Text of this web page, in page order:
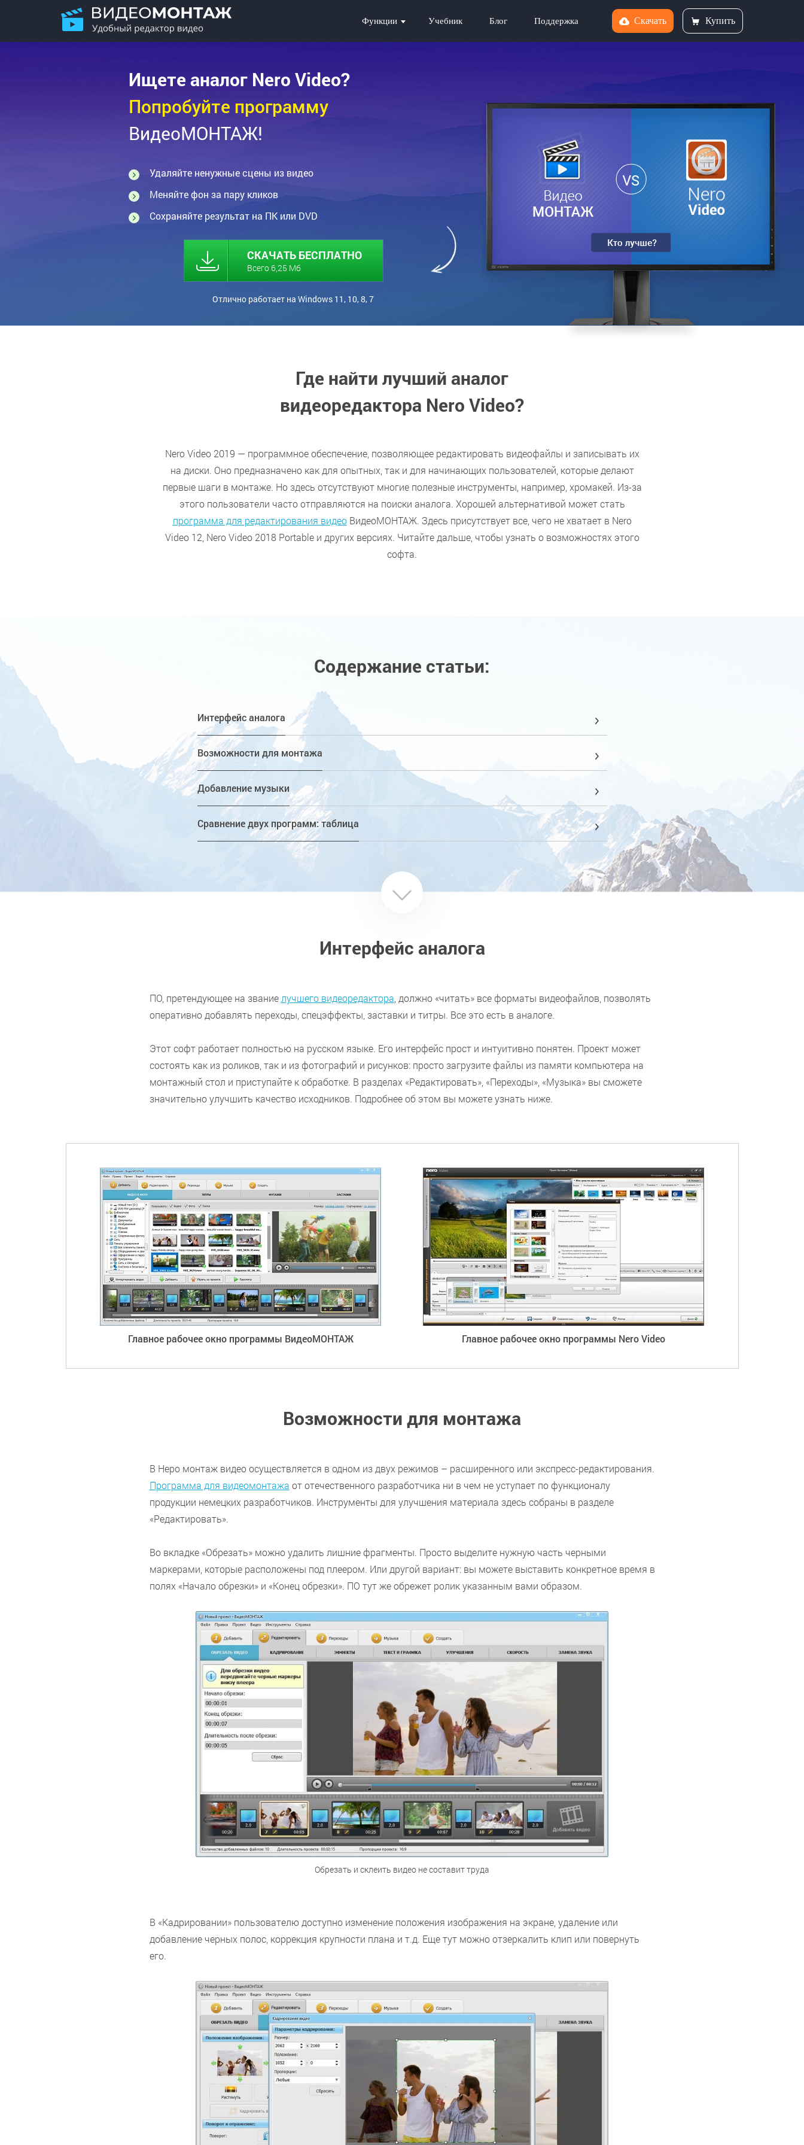
Функции Учебник Блог Поддержка Скачать Купить
Ищете аналог Nero Video?
Попробуйте программу
ВидеоМОНТАЖ!
Удаляйте ненужные сцены из видео
Меняйте фон за пару кликов
Сохраняйте результат на ПК или DVD
СКАЧАТЬ БЕСПЛАТНО
Всего 6,25 Мб
Отлично работает на Windows 11, 10, 8, 7
Где найти лучший аналог
видеоредактора Nero Video?
Nero Video 2019 — программное обеспечение, позволяющее редактировать видеофайлы и записывать их
на диски. Оно предназначено как для опытных, так и для начинающих пользователей, которые делают
первые шаги в монтаже. Но здесь отсутствуют многие полезные инструменты, например, хромакей. Из-за
этого пользователи часто отправляются на поиски аналога. Хорошей альтернативой может стать
программа для редактирования видеоВидеоМОНТАЖ. Здесь присутствует все, чего не хватает в Nero
Video 12, Nero Video 2018 Portable и других версиях. Читайте дальше, чтобы узнать о возможностях этого
софта.
Содержание статьи:
Интерфейс аналога
Возможности для монтажа
Добавление музыки
Сравнение двух программ: таблица
Интерфейс аналога
ПО, претендующее на звание лучшего видеоредактора , должно «читать» все форматы видеофайлов, позволять
оперативно добавлять переходы, спецэффекты, заставки и титры. Все это есть в аналоге.
Этот софт работает полностью на русском языке. Его интерфейс прост и интуитивно понятен. Проект может
состоять как из роликов, так и из фотографий и рисунков: просто загрузите файлы из памяти компьютера на
монтажный стол и приступайте к обработке. В разделах «Редактировать», «Переходы», «Музыка» вы сможете
значительно улучшить качество исходников. Подробнее об этом вы можете узнать ниже.
Главное рабочее окно программы ВидеоМОНТАЖ Главное рабочее окно программы Nero Video
Возможности для монтажа
В Неро монтаж видео осуществляется в одном из двух режимов – расширенного или экспресс-редактирования.
Программа для видеомонтажа от отечественного разработчика ни в чем не уступает по функционалу
продукции немецких разработчиков. Инструменты для улучшения материала здесь собраны в разделе
«Редактировать».
Во вкладке «Обрезать» можно удалить лишние фрагменты. Просто выделите нужную часть черными
маркерами, которые расположены под плеером. Или другой вариант: вы можете выставить конкретное время в
полях «Начало обрезки» и «Конец обрезки». ПО тут же обрежет ролик указанным вами образом.
Обрезать и склеить видео не составит труда
В «Кадрировании» пользователю доступно изменение положения изображения на экране, удаление или
добавление черных полос, коррекция крупности плана и т.д. Еще тут можно отзеркалить клип или повернуть
его.